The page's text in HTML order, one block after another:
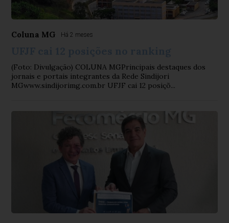
Coluna MG Há 2 meses
(Foto: Divulgação) COLUNA MGPrincipais destaques dos
jornais e portais integrantes da Rede Sindijori
MGwww.sindijorimg.com.br UFJF cai 12 posiçõ...